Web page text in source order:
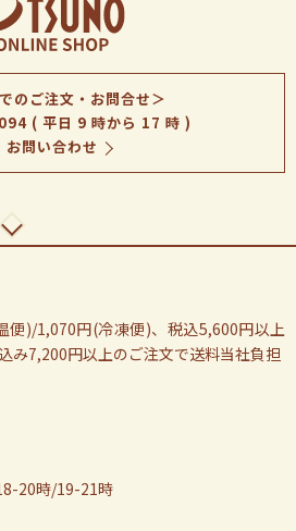
のご注文・お問合せ＞
( 平日 9 時から 17 時 )
お問い合わせ
便)/1,070円(冷凍便)、税込5,600円以上
み7,200円以上のご注文で送料当社負担
20時/19-21時